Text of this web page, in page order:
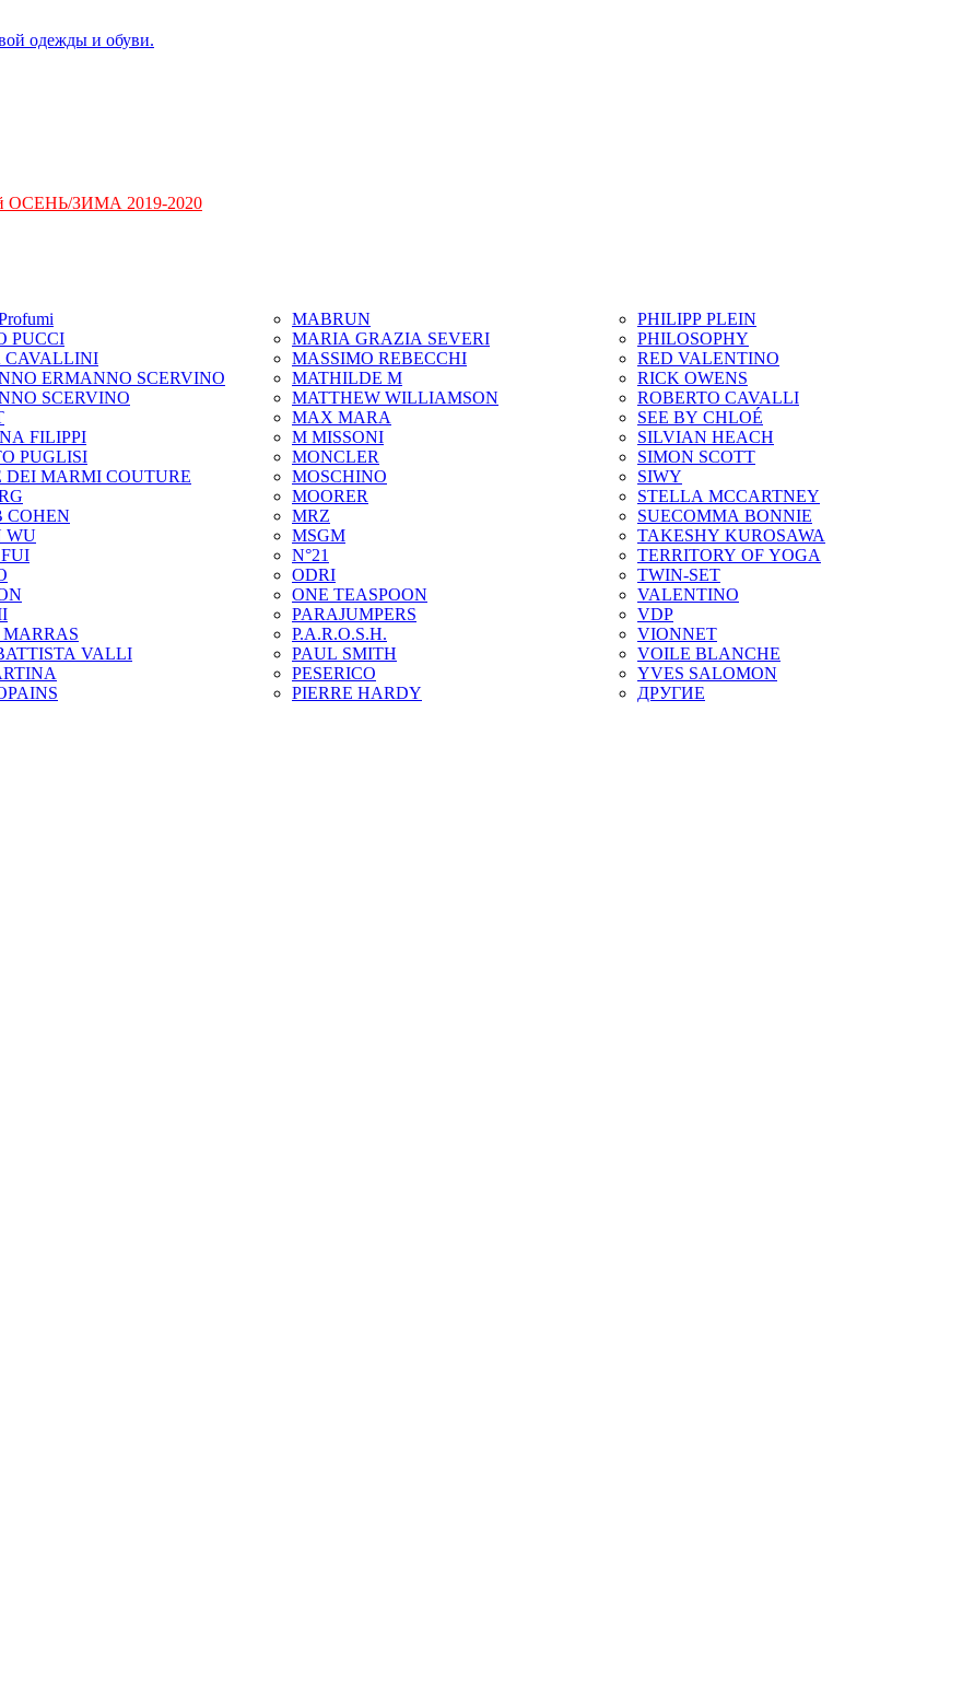
ОСЕНЬ/ЗИМА 2019-2020
PUCCI
CAVALLINI
ERMANNO SCERVINO
SCERVINO
FILIPPI
PUGLISI
DEI MARMI COUTURE
COHEN
WU
VALLI
MABRUN
MARIA GRAZIA SEVERI
MASSIMO REBECCHI
MATHILDE M
MATTHEW WILLIAMSON
MAX MARA
M MISSONI
MONCLER
MOSCHINO
MOORER
MRZ
MSGM
N°21
ODRI
ONE TEASPOON
PARAJUMPERS
P.A.R.O.S.H.
PAUL SMITH
PESERICO
PIERRE HARDY
PHILIPP PLEIN
PHILOSOPHY
RED VALENTINO
RICK OWENS
ROBERTO CAVALLI
SEE BY CHLOÉ
SILVIAN HEACH
SIMON SCOTT
SIWY
STELLA MCCARTNEY
SUECOMMA BONNIE
TAKESHY KUROSAWA
TERRITORY OF YOGA
TWIN-SET
VALENTINO
VDP
VIONNET
VOILE BLANCHE
YVES SALOMON
ДРУГИЕ